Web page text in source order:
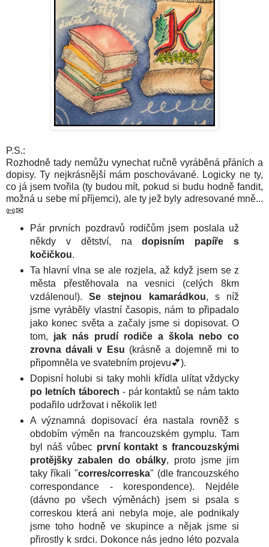
P.S.:
Rozhodně tady nemůžu vynechat ručně vyráběná přáních a
dopisy. Ty nejkrásnější mám poschovávané. Logicky ne ty,
co já jsem tvořila (ty budou mít, pokud si budu hodně fandit,
možná u sebe mí příjemci), ale ty jež byly adresované mně...
📜✉
Pár prvních pozdravů rodičům jsem poslala už
někdy v dětství, nadopisním papíře s
kočičkou.
Ta hlavní vlna se ale rozjela, až když jsem se z
města přestěhovala na vesnici (celých 8km
vzdálenou!). Se stejnou kamarádkou, s níž
jsme vyráběly vlastní časopis, nám to připadalo
jako konec světa a začaly jsme si dopisovat. O
tom, jak nás prudí rodiče a škola nebo co
zrovna dávali v Esu (krásně a dojemně mi to
připomněla ve svatebním projevu💕).
Dopisní holubi si taky mohli křídla ulítat vždycky
po letních táborech - pár kontaktů se nám takto
podařilo udržovat i několik let!
A významná dopisovací éra nastala rovněž s
obdobím výměn na francouzském gymplu. Tam
byl náš vůbec první kontakt s francouzskými
protějšky zabalen do obálky, proto jsme jim
taky říkali "corres/correska" (dle francouzského
correspondance - korespondence). Nejdéle
(dávno po všech výměnách) jsem si psala s
correskou která ani nebyla moje, ale podnikaly
jsme toho hodně ve skupince a nějak jsme si
přirostly k srdci. Dokonce nás jedno léto pozvala